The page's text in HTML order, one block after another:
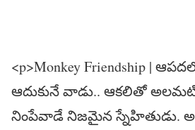
<p>Monkey Friendship |
ఆదుకునే వాడు.. ఆక‌లితో
నింపేవాడే నిజ‌మైన స్నేహితుడు.